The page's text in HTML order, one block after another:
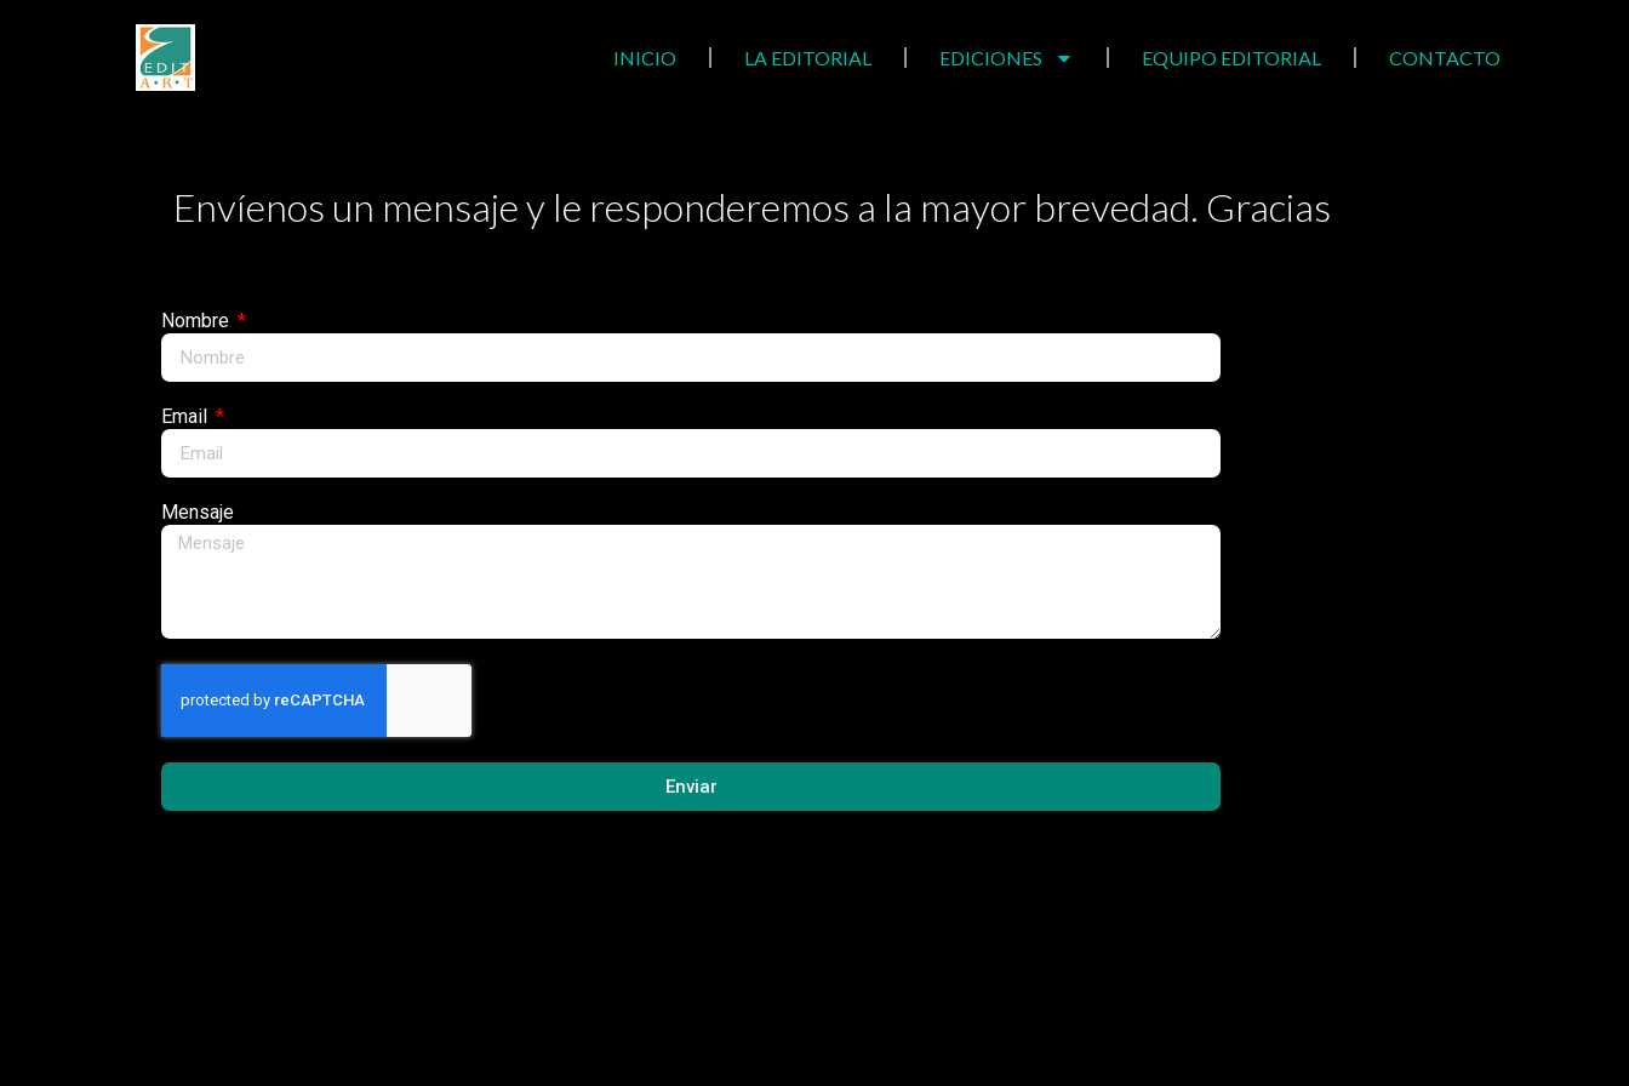
INICIO LA EDITORIAL EDICIONES EQUIPO EDITORIAL CONTACTO
Envíenos un mensaje y le responderemos a la mayor brevedad. Gracias
Nombre
Email
Mensaje
Enviar